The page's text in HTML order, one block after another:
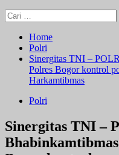
Cari
untuk:
Home
Polri
Sinergitas TNI –
Polres Bogor kontrol
Harkamtibmas
Polri
Sinergitas TNI –